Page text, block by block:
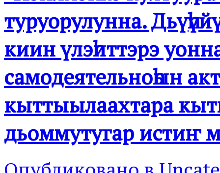
туруорулунна.
киин үлэһиттэрэ
самодеятельноһын
кыттыылаахтара
дьоммутугар истиҥ